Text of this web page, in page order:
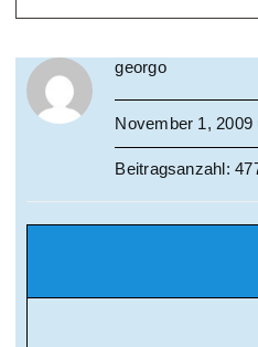
georgo
November 1,
Beitragsanzahl: